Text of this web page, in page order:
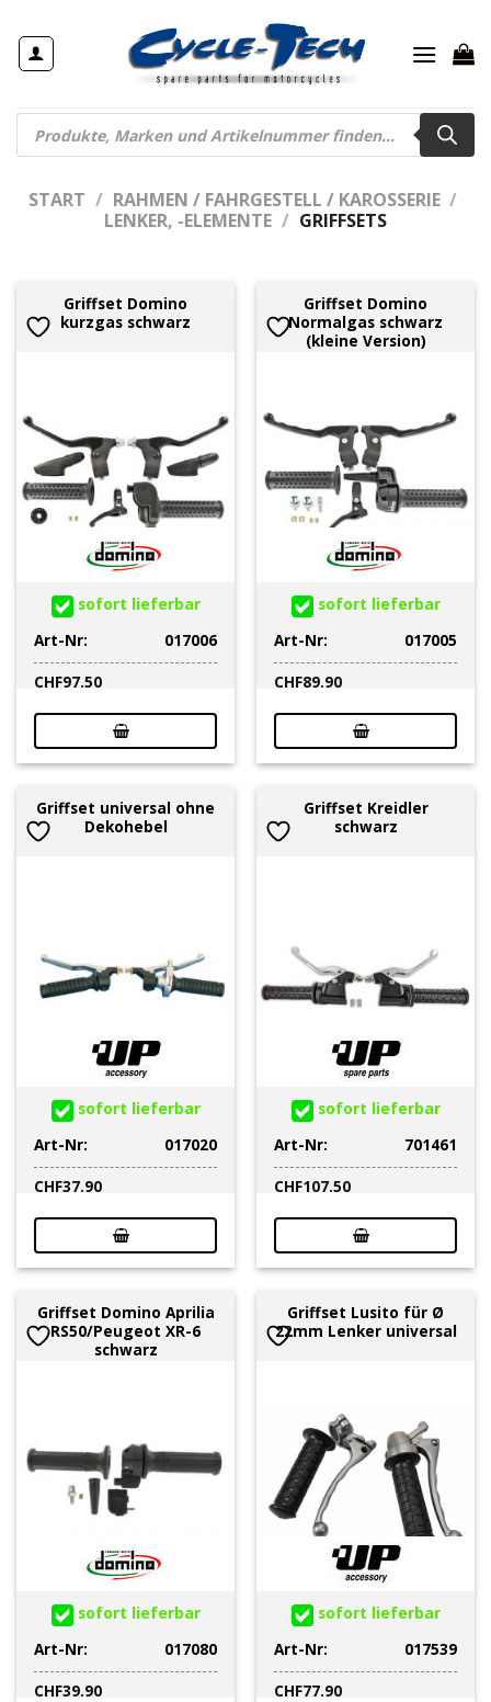
Inhalt
springen
Products
search
START / RAHMEN / FAHRGESTELL / KAROSSERIE /
LENKER, -ELEMENTE / GRIFFSETS
Griffset Domino
kurzgas schwarz
sofort lieferbar
Art-Nr:
017006
CHF97.50
Griffset Domino
Normalgas schwarz
(kleine Version)
sofort lieferbar
Art-Nr:
017005
CHF89.90
Griffset universal ohne
Dekohebel
sofort lieferbar
Art-Nr:
017020
CHF37.90
Griffset Kreidler
schwarz
sofort lieferbar
Art-Nr:
701461
CHF107.50
Griffset Domino Aprilia
RS50/Peugeot XR-6
schwarz
sofort lieferbar
Art-Nr:
017080
CHF39.90
Griffset Lusito für Ø
22mm Lenker universal
sofort lieferbar
Art-Nr:
017539
CHF77.90